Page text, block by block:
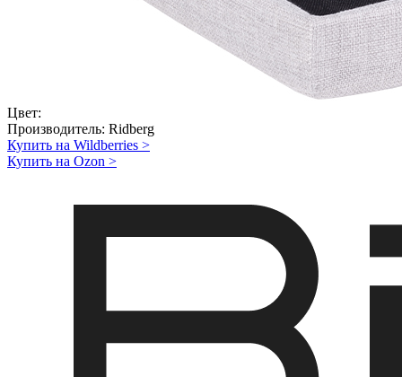
Цвет:
Производитель: Ridberg
Купить на Wildberries >
Купить на Ozon >